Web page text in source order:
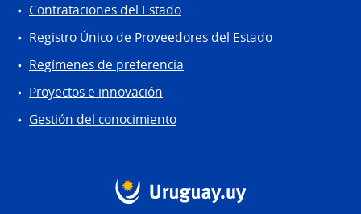
Contrataciones del Estado
Registro Único de Proveedores del Estado
Regímenes de preferencia
Proyectos e innovación
Gestión del conocimiento